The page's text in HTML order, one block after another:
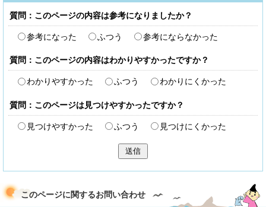
質問：このページの内容は参考になりましたか？
参考になった ふつう 参考にならなかった
質問：このページの内容はわかりやすかったですか？
わかりやすかった ふつう わかりにくかった
質問：このページは見つけやすかったですか？
見つけやすかった ふつう 見つけにくかった
送信
このページに関するお問い合わせ